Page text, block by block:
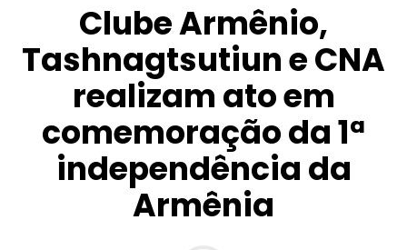
Clube Armênio,
Tashnagtsutiun e CNA
realizam ato em
comemoração da 1ª
independência da
Armênia